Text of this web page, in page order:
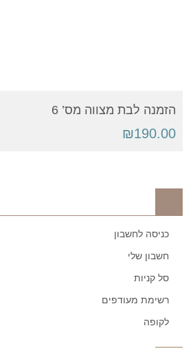
הזמנה לבת מצווה מס’ 6
₪190.00
כניסה לחשבון
חשבון שלי
סל קניות
רשימת מעודפים
לקופה